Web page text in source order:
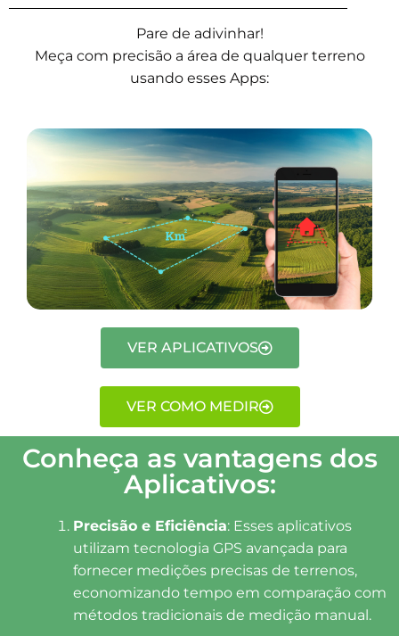
Pare de adivinhar!
Meça com precisão a área de qualquer terreno
usando esses Apps:
VER APLICATIVOS
VER COMO MEDIR
Conheça as vantagens dos
Aplicativos:
Precisão e Eficiência: Esses aplicativos
utilizam tecnologia GPS avançada para
fornecer medições precisas de terrenos,
economizando tempo em comparação com
métodos tradicionais de medição manual.